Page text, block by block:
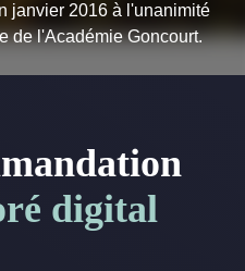
janvier 2016 à l'unanimité
de l'Académie Goncourt.
digital